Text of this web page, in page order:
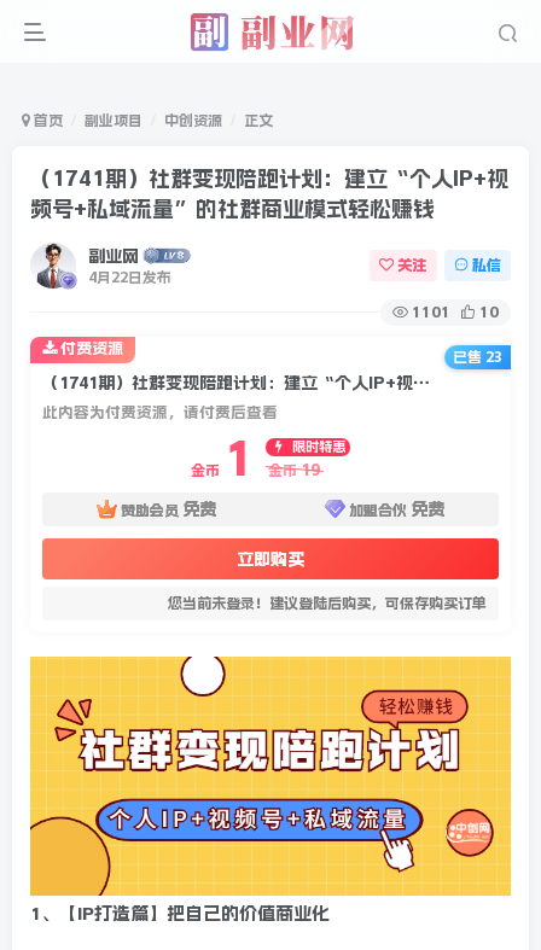
首页 副业项目 中创资源 正文
（1741期）社群变现陪跑计划：建立“个人IP+视
频号+私域流量”的社群商业模式轻松赚钱
副业网
4月22日发布
关注 私信
1101 10
（1741期）社群变现陪跑计划：建立“个人IP+视频号+私域流量”的社群商业模式轻松赚钱
此内容为付费资源，请付费后查看
金币 1
限时特惠
金币 19
赞助会员 免费 加盟合伙 免费
立即购买
您当前未登录！建议登陆后购买，可保存购买订单
付费资源
已售 23
1、【IP打造篇】把自己的价值商业化